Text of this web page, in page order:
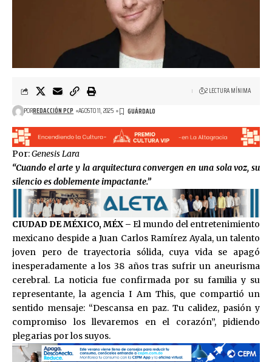
PORREDACCIÓN PCP AGOSTO 11, 2025
2 LECTURA MÍNIMA
Por:Genesis Lara
“Cuando el arte y la arquitectura convergen en una sola voz, su
silencio es doblemente impactante.”
CIUDAD DE MÉXICO, MÉX – El mundo del entretenimiento
mexicano despide a Juan Carlos Ramírez Ayala, un talento
joven pero de trayectoria sólida, cuya vida se apagó
inesperadamente a los 38 años tras sufrir un aneurisma
cerebral. La noticia fue confirmada por su familia y su
representante, la agencia I Am This, que compartió un
sentido mensaje: “Descansa en paz. Tu calidez, pasión y
compromiso los llevaremos en el corazón”, pidiendo
plegarias por los suyos.